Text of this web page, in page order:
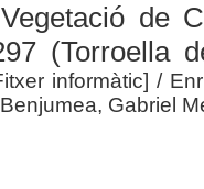
de
(Torroella
informàtic] /
Gabriel